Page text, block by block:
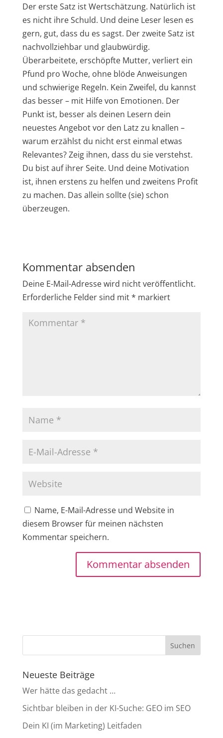
Der erste Satz ist Wertschätzung. Natürlich ist
es nicht ihre Schuld. Und deine Leser lesen es
gern, gut, dass du es sagst. Der zweite Satz ist
nachvollziehbar und glaubwürdig.
Überarbeitete, erschöpfte Mutter, verliert ein
Pfund pro Woche, ohne blöde Anweisungen
und schwierige Regeln. Kein Zweifel, du kannst
das besser – mit Hilfe von Emotionen. Der
Punkt ist, besser als deinen Lesern dein
neuestes Angebot vor den Latz zu knallen –
warum erzählst du nicht erst einmal etwas
Relevantes? Zeig ihnen, dass du sie verstehst.
Du bist auf ihrer Seite. Und deine Motivation
ist, ihnen erstens zu helfen und zweitens Profit
zu machen. Das allein sollte (sie) schon
überzeugen.
Kommentar absenden
Deine E-Mail-Adresse wird nicht veröffentlicht.
Erforderliche Felder sind mit* markiert
Name, E-Mail-Adresse und Website in
diesem Browser für meinen nächsten
Kommentar speichern.
Neueste Beiträge
Wer hätte das gedacht …
Sichtbar bleiben in der KI-Suche: GEO im SEO
Dein KI (im Marketing) Leitfaden